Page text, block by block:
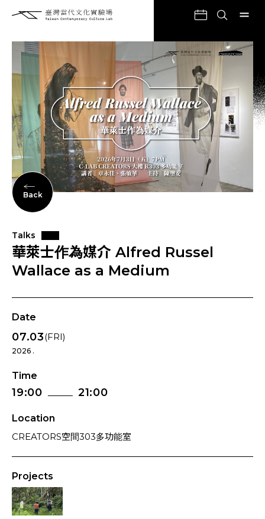
Back
Talks
華萊士作為媒介 Alfred Russel
Wallace as a Medium
Date
07.03(FRI)
2026 .
Time
19:00 21:00
Location
CREATORS空間303多功能室
Projects